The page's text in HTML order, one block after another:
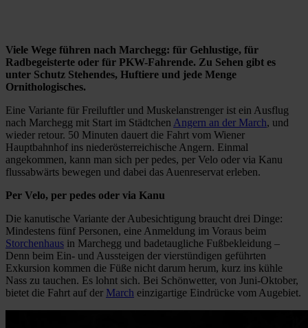
Viele Wege führen nach Marchegg: für Gehlustige, für
Radbegeisterte oder für PKW-Fahrende. Zu Sehen gibt es
unter Schutz Stehendes, Huftiere und jede Menge
Ornithologisches.
Eine Variante für Freiluftler und Muskelanstrenger ist ein Ausflug
nach Marchegg mit Start im Städtchen Angern an der March, und
wieder retour. 50 Minuten dauert die Fahrt vom Wiener
Hauptbahnhof ins niederösterreichische Angern. Einmal
angekommen, kann man sich per pedes, per Velo oder via Kanu
flussabwärts bewegen und dabei das Auenreservat erleben.
Per Velo, per pedes oder via Kanu
Die kanutische Variante der Aubesichtigung braucht drei Dinge:
Mindestens fünf Personen, eine Anmeldung im Voraus beim
Storchenhaus in Marchegg und badetaugliche Fußbekleidung –
Denn beim Ein- und Aussteigen der vierstündigen geführten
Exkursion kommen die Füße nicht darum herum, kurz ins kühle
Nass zu tauchen. Es lohnt sich. Bei Schönwetter, von Juni-Oktober,
bietet die Fahrt auf der March einzigartige Eindrücke vom Augebiet.